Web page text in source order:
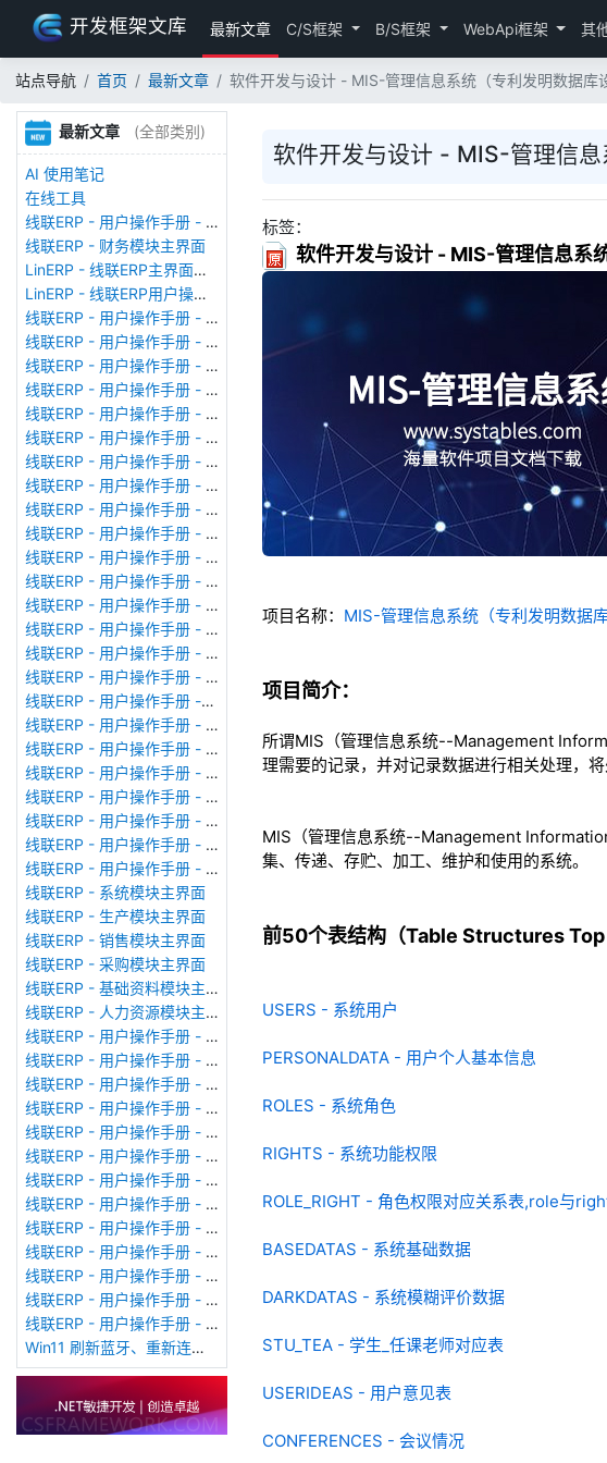
开发框架文库 最新文章 C/S框架 B/S框架 WebApi框架 其
站点导航 首页 最新文章 软件开发与设计 - MIS-管理信息系统（专利发明数据库
最新文章 (全部类别)
AI 使用笔记
在线工具
线联ERP - 用户操作手册 - 存货期初
线联ERP - 财务模块主界面
LinERP - 线联ERP主界面（HOME）
LinERP - 线联ERP用户操作手册 - 系统登陆
线联ERP - 用户操作手册 - 查看在线用户
线联ERP - 用户操作手册 - 数据备份
线联ERP - 用户操作手册 - 工厂管理
线联ERP - 用户操作手册 - 帐套管理
线联ERP - 用户操作手册 - 语种设置
线联ERP - 用户操作手册 - 国际化多语言
线联ERP - 用户操作手册 - 报表管理
线联ERP - 用户操作手册 - 字段名管理
线联ERP - 用户操作手册 - 模块管理
线联ERP - 用户操作手册 - 广播消息
线联ERP - 用户操作手册 - 审计日志
线联ERP - 用户操作手册 - 公司资料设置
线联ERP - 用户操作手册 - 系统参数设置
线联ERP - 用户操作手册 - 单据类型
线联ERP - 用户操作手册 - 号码规则
线联ERP - 用户操作手册 - 功能菜单
线联ERP - 用户操作手册 -分配临时角色
线联ERP - 用户操作手册 - 组织架构
线联ERP - 用户操作手册 - 用户管理
线联ERP - 用户操作手册 - 角色/岗位管理
线联ERP - 用户操作手册 - 暂估入库明细表
线联ERP - 用户操作手册 - 物料收发明细表
线联ERP - 用户操作手册 - 即时库存余额表
线联ERP - 用户操作手册 - 库存账龄分析表
线联ERP - 系统模块主界面
线联ERP - 生产模块主界面
线联ERP - 销售模块主界面
线联ERP - 采购模块主界面
线联ERP - 基础资料模块主界面
线联ERP - 人力资源模块主界面
线联ERP - 用户操作手册 - 个人考勤报表（横向）
线联ERP - 用户操作手册 - 部门考勤报表
线联ERP - 用户操作手册 - 个人考勤报表
线联ERP - 用户操作手册 - 考勤计算
线联ERP - 用户操作手册 - 节假日管理
线联ERP - 用户操作手册 - 请假管理
线联ERP - 用户操作手册 - 补卡管理
线联ERP - 用户操作手册 - 考勤设备管理
线联ERP - 用户操作手册 - 考勤参数配置
线联ERP - 用户操作手册 - 考勤设备绑定
线联ERP - 用户操作手册 - 员工档案
线联ERP - 用户操作手册 - 班次管理
线联ERP - 用户操作手册 - 排班管理
Win11 刷新蓝牙、重新连接蓝牙音响
软件开发与设计 - MIS-管理信息
标签：
软件开发与设计 - MIS-管理信息系
项目名称： MIS-管理信息系统（专利发明数据库
项目简介：
所谓MIS（管理信息系统--Management
理需要的记录，并对记录数据进行相关处理，
MIS（管理信息系统--Management
集、传递、存贮、加工、维护和使用的系统。
前50个表结构（Table Structures Top
USERS - 系统用户
PERSONALDATA - 用户个人基本信息
ROLES - 系统角色
RIGHTS - 系统功能权限
ROLE_RIGHT - 角色权限对应关系表,role与
BASEDATAS - 系统基础数据
DARKDATAS - 系统模糊评价数据
STU_TEA - 学生_任课老师对应表
USERIDEAS - 用户意见表
CONFERENCES - 会议情况